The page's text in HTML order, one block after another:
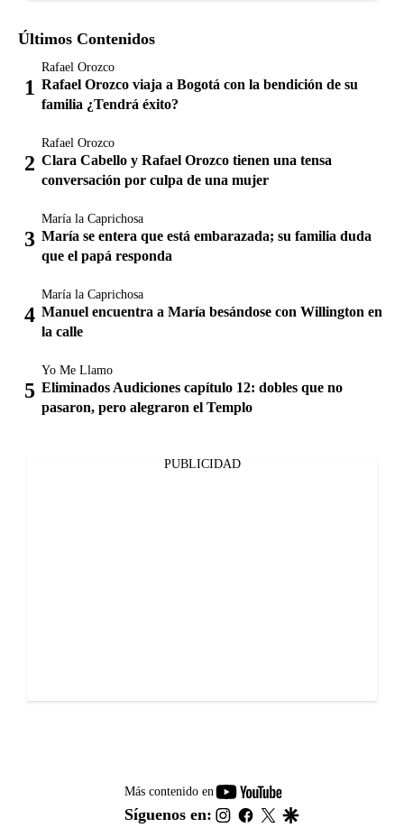
Últimos Contenidos
Rafael Orozco
Rafael Orozco viaja a Bogotá con la bendición de su
familia ¿Tendrá éxito?
Rafael Orozco
Clara Cabello y Rafael Orozco tienen una tensa
conversación por culpa de una mujer
María la Caprichosa
María se entera que está embarazada; su familia duda
que el papá responda
María la Caprichosa
Manuel encuentra a María besándose con Willington en
la calle
Yo Me Llamo
Eliminados Audiciones capítulo 12: dobles que no
pasaron, pero alegraron el Templo
PUBLICIDAD
Más contenido en
youtube-
footer
Síguenos en: instagram
facebook
twitter